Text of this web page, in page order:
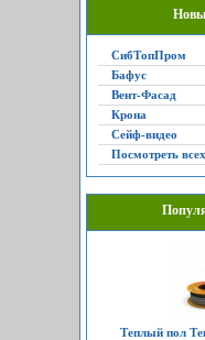
СибТопПром
Бафус
Вент-Фасад
Крона
Сейф-видео
Посмотреть
Теплый пол